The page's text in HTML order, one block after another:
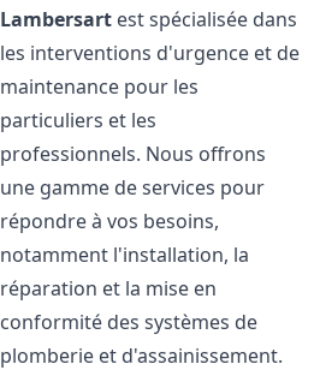
Lambersart est spécialisée dans
les interventions d'urgence et de
maintenance pour les
particuliers et les
professionnels. Nous offrons
une gamme de services pour
répondre à vos besoins,
notamment l'installation, la
réparation et la mise en
conformité des systèmes de
plomberie et d'assainissement.